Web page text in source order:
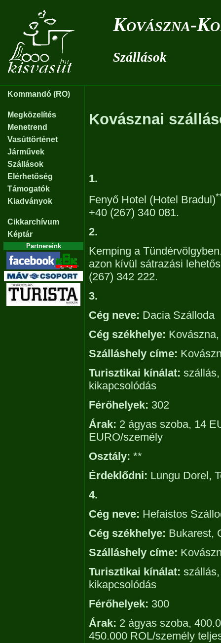
Kovászna-
Szállások
Kommandó (RO)
Megközelítés
Menetrend
Vasúttörténet
Járművek
Szállások
Elérhetőség
Támogatók
Kiadványok
Cikkarchívum
Képtár
Partnereink
Kovásznai
1.
Fenyő Hotel (Hotel Bradul)
+40 (267) 340 081.
2.
Kemping a
azon kívül sátrazási
(267) 342 222.
3.
Cég neve: Dacia Szálloda
Cég székhelye:
Szálláshely címe:
Turisztikai kínálat:
kikapcsolódás
Férőhelyek: 302
Árak: 2 ágyas szoba, 14
EURO/személy
Osztály: **
Érdeklődni: Lungu Dorel,
4.
Cég neve: Hefaistos
Cég székhelye: Bukarest,
Szálláshely címe:
Turisztikai kínálat:
kikapcsolódás
Férőhelyek: 300
Árak: 2 ágyas szoba,
450.000 ROL/személy